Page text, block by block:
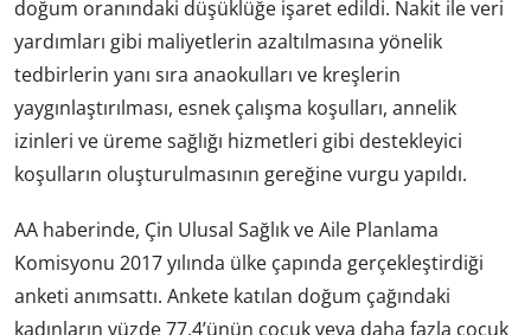
doğum oranındaki düşüklüğe işaret edildi. Nakit ile veri
yardımları gibi maliyetlerin azaltılmasına yönelik
tedbirlerin yanı sıra anaokulları ve kreşlerin
yaygınlaştırılması, esnek çalışma koşulları, annelik
izinleri ve üreme sağlığı hizmetleri gibi destekleyici
koşulların oluşturulmasının gereğine vurgu yapıldı.
AA haberinde, Çin Ulusal Sağlık ve Aile Planlama
Komisyonu 2017 yılında ülke çapında gerçekleştirdiği
anketi anımsattı. Ankete katılan doğum çağındaki
kadınların yüzde 77,4’ünün çocuk veya daha fazla çocuk